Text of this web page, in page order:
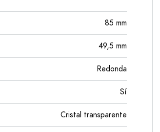
85 mm
49,5 mm
Redonda
Sí
Cristal transparente